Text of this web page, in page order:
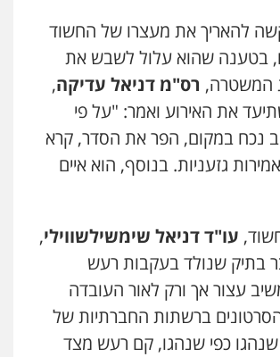
עו"ד ירון גיגי
פלילי צווארון לבן מעצרים הליכי הסגרה
0522249087
אברהם שהבזי – משרד עורכי דין
עו"ד דרוויש נאשף
פלילי פשיעה חמורה זכויות אדם
0527448141
להאריך את מעצרו של החשוד
בטענה שהוא עלול לשבש את
המשטרה, רס"מ דניאל עדיקה,
את האירוע ואמר: "על פי
נכח במקום, הפר את הסדר, קרא
גזעניות. בנוסף, הוא איים
עו"ד דניאל שימשילשווילי,
בתיק שנולד בעקבות רעש
עצור אך ורק לאור העובדה
ברשתות החברתיות של
כפי שנהגו, קם רעש מצד